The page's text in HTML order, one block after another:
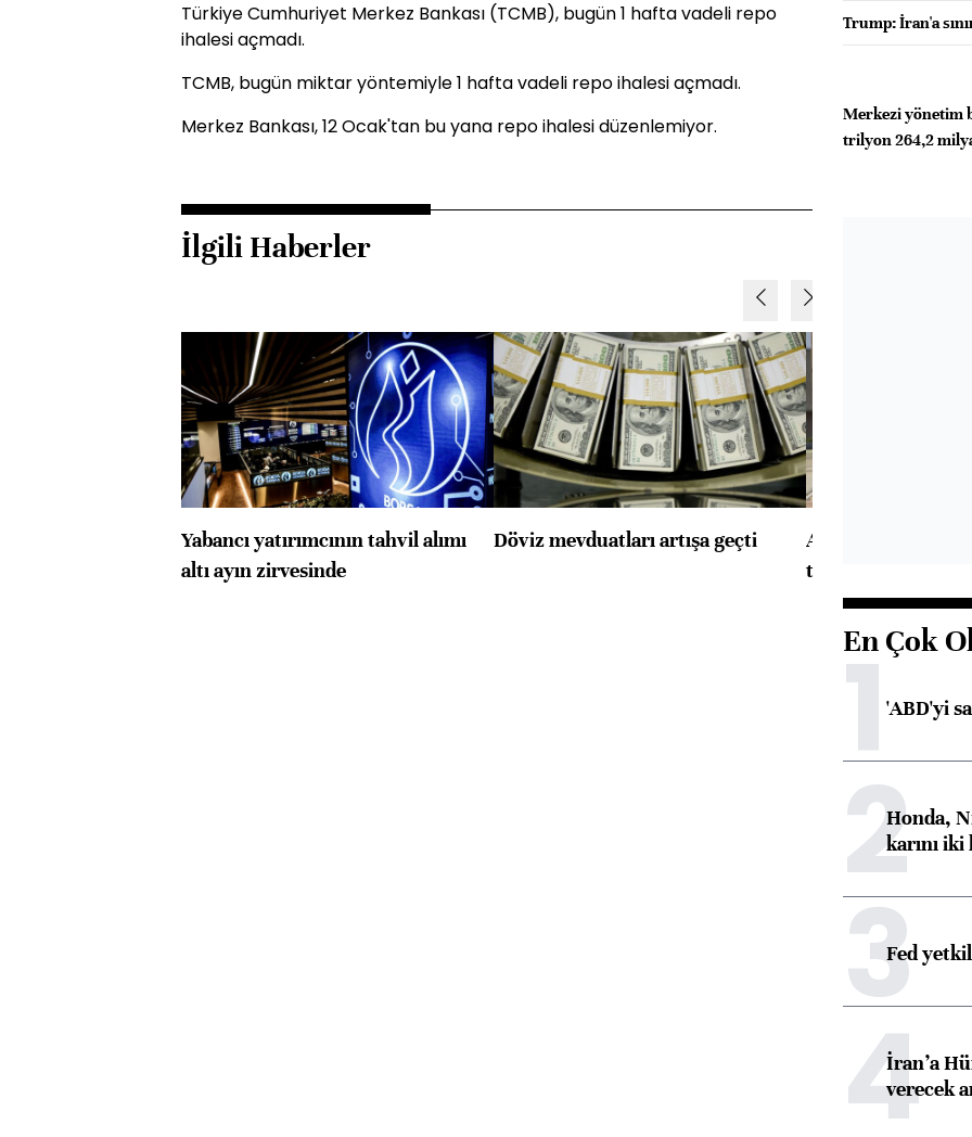
Türkiye Cumhuriyet Merkez Bankası (TCMB), bugün 1 hafta vadeli repo
ihalesi açmadı.
TCMB, bugün miktar yöntemiyle 1 hafta vadeli repo ihalesi açmadı.
Merkez Bankası, 12 Ocak'tan bu yana repo ihalesi düzenlemiyor.
İlgili Haberler
Yabancı yatırımcının tahvil alımı
altı ayın zirvesinde
Döviz mevduatları artışa geçti
ABD'de konut
toparlandı
Trump: İran'a
Merkezi yönetim
trilyon 264,2
En Çok
1'ABD'yi
2Honda,
karını
3
Fed
4
İran’a
verecek